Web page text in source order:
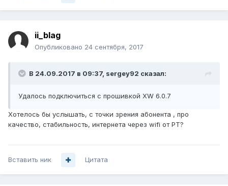
ii_blag
Опубликовано 24 сентября, 2017
В 24.09.2017 в 09:37, sergey92 сказал:
Удалось подключиться с прошивкой XW 6.0.7
Хотелось бы услышать, с точки зрения абонента , про
качество, стабильность, интернета через wifi от РТ?
Вставить ник Цитата